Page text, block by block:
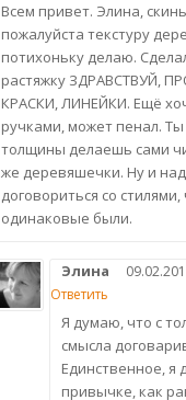
Всем привет. Элина,
пожалуйста текстуру
потихоньку делаю.
растяжку ЗДРАВСТВУЙ,
КРАСКИ, ЛИНЕЙКИ. Ещё
ручками, может пенал. Ты
толщины делаешь сами
же деревяшечки. Ну и
договориться со
одинаковые были.
Элина
Ответить
Я думаю, что с
смысла
Единственное, я
привычке, как